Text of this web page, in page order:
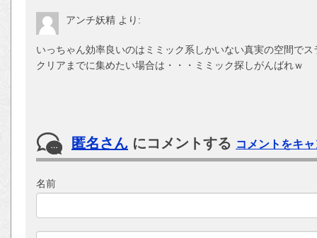
アンチ妖精 より:
いっちゃん効率良いのはミミック系しかいない真実の空間で
クリアまでに集めたい場合は・・・ミミック探しがんばれｗ
匿名さん にコメントする コメントをキ
名前